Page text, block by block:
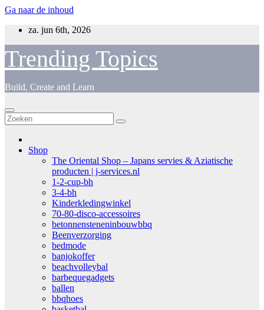
Ga naar de inhoud
za. jun 6th, 2026
Trending Topics
Build, Create and Learn
Shop
The Oriental Shop – Japans servies & Aziatische
producten | j-services.nl
1-2-cup-bh
3-4-bh
Kinderkledingwinkel
70-80-disco-accessoires
betonnensteneninbouwbbq
Beenverzorging
bedmode
banjokoffer
beachvolleybal
barbequegadgets
ballen
bbqhoes